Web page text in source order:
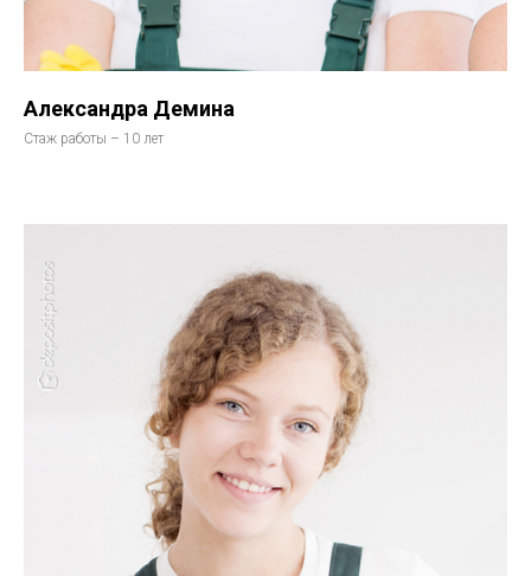
Александра Демина
Стаж работы – 10 лет